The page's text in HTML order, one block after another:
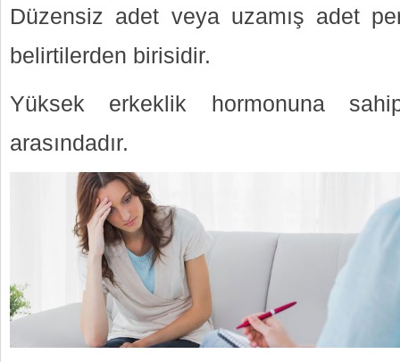
Düzensiz adet veya uzamış adet
belirtilerden birisidir.
Yüksek erkeklik hormonuna
arasındadır.